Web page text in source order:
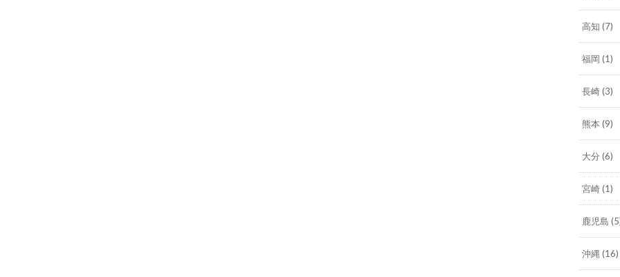
高知 (7)
福岡 (1)
長崎(3)
熊本 (9)
大分 (6)
宮崎(1)
鹿児島
沖縄 (16)